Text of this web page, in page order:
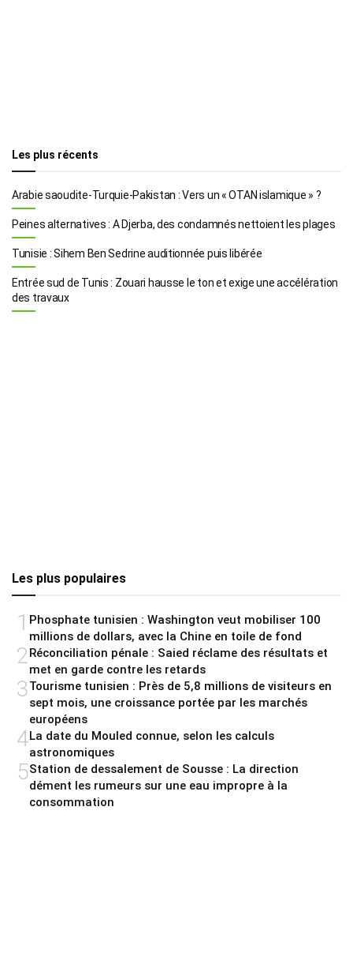
Les plus récents
Arabie saoudite-Turquie-Pakistan : Vers un « OTAN islamique » ?
Peines alternatives : A Djerba, des condamnés nettoient les plages
Tunisie : Sihem Ben Sedrine auditionnée puis libérée
Entrée sud de Tunis : Zouari hausse le ton et exige une accélération
des travaux
Les plus populaires
1 Phosphate tunisien : Washington veut mobiliser 100
millions de dollars, avec la Chine en toile de fond
2 Réconciliation pénale : Saied réclame des résultats et
met en garde contre les retards
3Tourisme tunisien : Près de 5,8 millions de visiteurs en
sept mois, une croissance portée par les marchés
européens
4La date du Mouled connue, selon les calculs
astronomiques
5Station de dessalement de Sousse : La direction
dément les rumeurs sur une eau impropre à la
consommation